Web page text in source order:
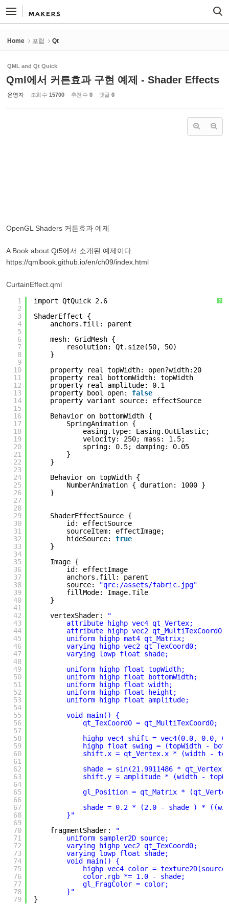
Home 포럼 Qt
QML and Qt Quick
Qml에서 커튼효과 구현 예제 - Shader Effects
운영자 조회 수 15700 추천 수 0 댓글 0
OpenGL Shaders 커튼효과 예제
A Book about Qt5에서 소개된 예제이다.
https://qmlbook.github.io/en/ch09/index.html
CurtainEffect.qml
?
1
2
3
4
5
6
7
8
9
10
11
12
13
14
15
16
17
18
19
20
21
22
23
24
25
26
27
28
29
30
31
32
33
34
35
36
37
38
39
40
41
42
43
44
45
46
47
48
49
50
51
52
53
54
55
56
57
58
59
60
61
62
63
64
65
66
67
68
69
70
71
72
73
74
75
76
77
78
79
import QtQuick 2.6
ShaderEffect {
anchors.fill: parent
mesh: GridMesh {
resolution: Qt.size(50, 50)
}
property real topWidth: open?width:20
property real bottomWidth: topWidth
property real amplitude: 0.1
property bool open: false
property variant source: effectSource
Behavior on bottomWidth {
SpringAnimation {
easing.type: Easing.OutElastic;
velocity: 250; mass: 1.5;
spring: 0.5; damping: 0.05
}
}
Behavior on topWidth {
NumberAnimation { duration: 1000 }
}
ShaderEffectSource {
id: effectSource
sourceItem: effectImage;
hideSource: true
}
Image {
id: effectImage
anchors.fill: parent
source:
"qrc:/assets/fabric.jpg"
fillMode: Image.Tile
}
vertexShader:
"
attribute highp vec4 qt_Vertex;
attribute highp vec2 qt_MultiTexCoord0;
uniform highp mat4 qt_Matrix;
varying highp vec2 qt_TexCoord0;
varying lowp float shade;
uniform highp float topWidth;
uniform highp float bottomWidth;
uniform highp float width;
uniform highp float height;
uniform highp float amplitude;
void main() {
qt_TexCoord0 = qt_MultiTexCoord0;
highp vec4 shift = vec4(0.0, 0.0,
highp float swing = (topWidth -
shift.x = qt_Vertex.x * (width -
shade = sin(21.9911486 *
shift.y = amplitude * (width -
gl_Position = qt_Matrix *
shade = 0.2 * (2.0 - shade ) *
}"
fragmentShader:
"
uniform sampler2D source;
varying highp vec2 qt_TexCoord0;
varying lowp float shade;
void main() {
highp vec4 color =
color.rgb *= 1.0 - shade;
gl_FragColor = color;
}"
}